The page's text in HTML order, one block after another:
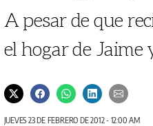
A pesar de que
el hogar de Jaime
JUEVES 23 DE FEBRERO DE 2012 - 12:00 AM